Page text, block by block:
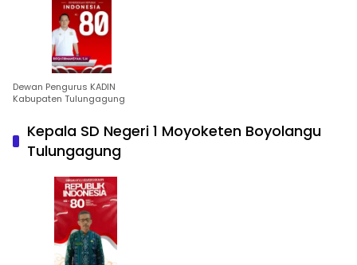
Dewan Pengurus KADIN
Kabupaten Tulungagung
Kepala SD Negeri 1 Moyoketen Boyolangu
Tulungagung